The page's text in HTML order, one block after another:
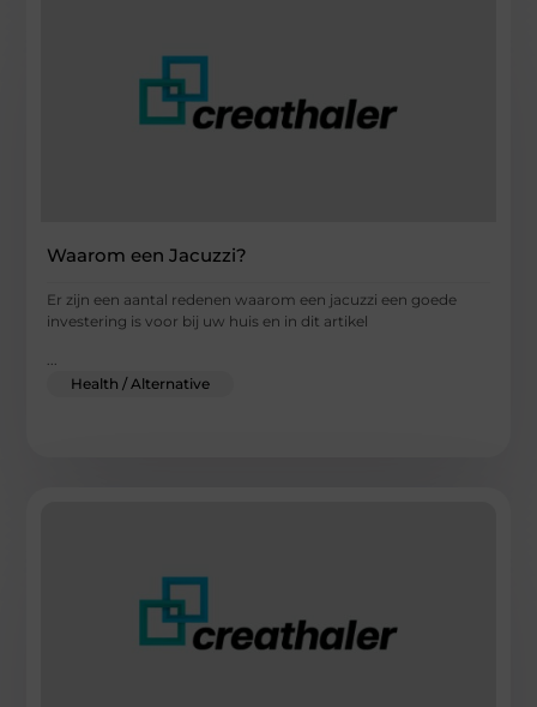
Waarom een Jacuzzi?
Er zijn een aantal redenen waarom een jacuzzi een goede
investering is voor bij uw huis en in dit artikel
...
Health / Alternative